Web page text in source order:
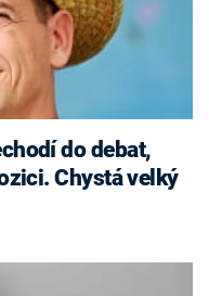
do debat,
Chystá velký